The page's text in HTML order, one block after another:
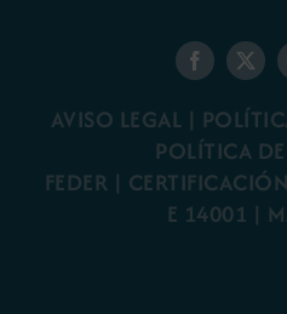
AVISO LEGAL |
POLÍTICA
FEDER |
E 14001 |